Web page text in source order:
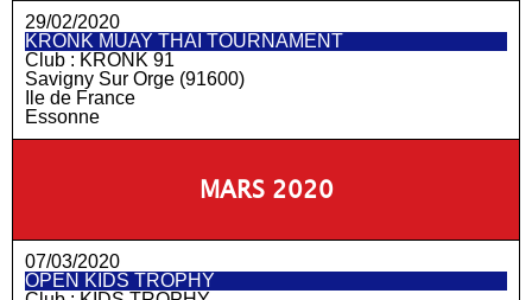
29/02/2020
KRONK MUAY THAI TOURNAMENT
Club : KRONK 91
Savigny Sur Orge (91600)
Ile de France
Essonne
MARS 2020
07/03/2020
OPEN KIDS TROPHY